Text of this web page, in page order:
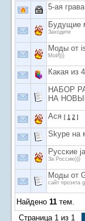
5-ая грава
Будущие
Заходите
Моды от
МоИ)))
Какая из
НАБОР
НА
Ася [ 1 2 ]
Skype на
Русские
За Россию)))
Моды от
сайт проэкта
Найдено 11 тем.
Страница 1 из 1